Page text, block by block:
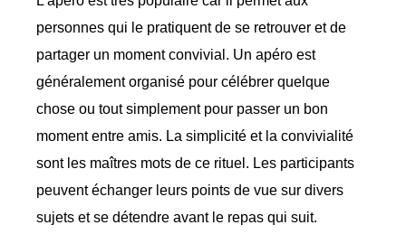
personnes qui le pratiquent de se retrouver et de
partager un moment convivial. Un apéro est
généralement organisé pour célébrer quelque
chose ou tout simplement pour passer un bon
moment entre amis. La simplicité et la convivialité
sont les maîtres mots de ce rituel. Les participants
peuvent échanger leurs points de vue sur divers
sujets et se détendre avant le repas qui suit.